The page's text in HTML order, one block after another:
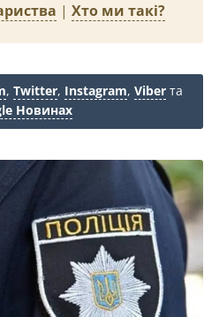
| Хто ми такі?
, Twitter, Instagram, Viber та
Новинах